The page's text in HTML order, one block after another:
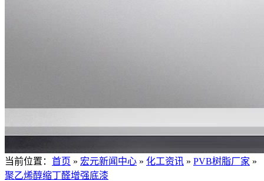
当前位置： 首页 » 宏元新闻中心 » 化工资讯 » PVB树脂厂家 »
聚乙烯醇缩丁醛增强底漆